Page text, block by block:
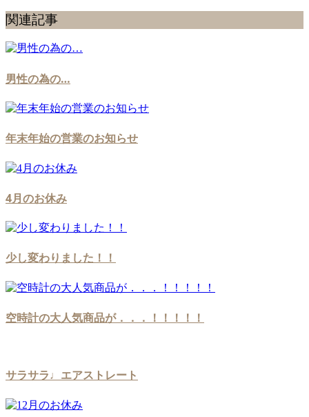
関連記事
男性の為の…
年末年始の営業のお知らせ
4月のお休み
少し変わりました！！
空時計の大人気商品が．．．！！！！！
サラサラ♩エアストレート